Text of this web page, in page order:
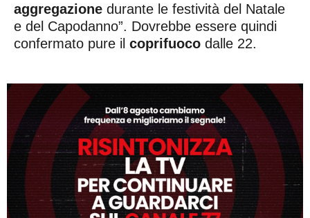
aggregazione durante le festività del Natale
e del Capodanno”. Dovrebbe essere quindi
confermato pure il coprifuoco dalle 22.